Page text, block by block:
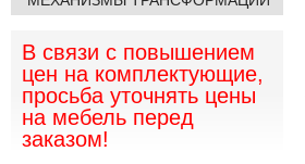
В связи с повышением
цен на комплектующие,
просьба уточнять цены
на мебель перед
заказом!